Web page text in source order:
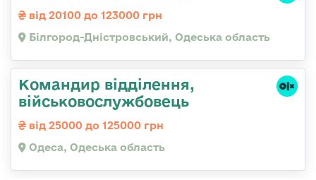
від 20100 до 123000 грн
Білгород-Дністровський, Одеська область
Командир відділення,
військовослужбовець
від 25000 до 125000 грн
Одеса, Одеська область